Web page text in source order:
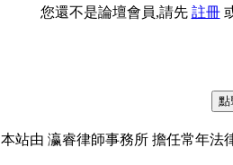
您還不是論壇會員,請先 註冊
本站由 瀛睿律師事務所 擔任常年法